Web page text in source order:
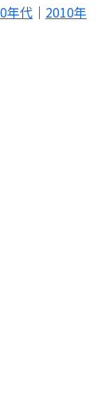
年代 ｜ 2010年